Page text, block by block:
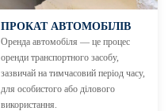
ПРОКАТ АВТОМОБІЛІВ
Оренда автомобіля — це процес
оренди транспортного засобу,
зазвичай на тимчасовий період часу,
для особистого або ділового
використання.